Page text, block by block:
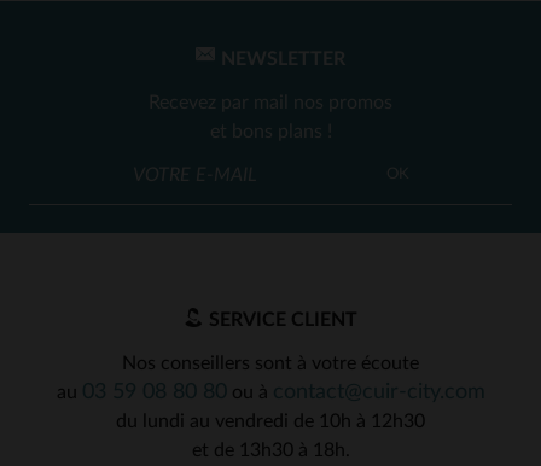
NEWSLETTER
Recevez par mail nos promos
et bons plans !
OK
SERVICE CLIENT
Nos conseillers sont à votre écoute
au
ou à
du lundi au vendredi de 10h à 12h30
et de 13h30 à 18h.